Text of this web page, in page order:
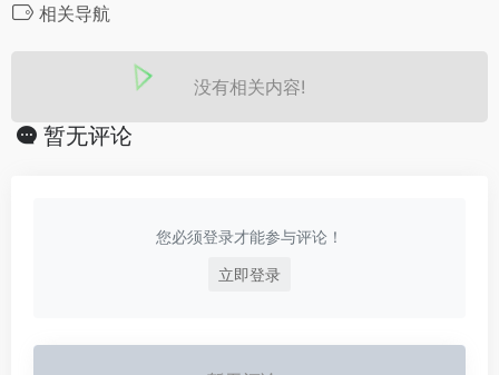
相关导航
没有相关内容!
暂无评论
您必须登录才能参与评论！
立即登录